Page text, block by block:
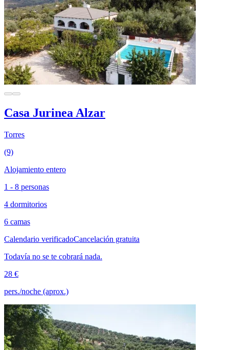
Casa Jurinea Alzar
Torres
(9)
Alojamiento entero
1 - 8 personas
4 dormitorios
6 camas
Calendario verificadoCancelación gratuita
Todavía no se te cobrará nada.
28 €
pers./noche (aprox.)